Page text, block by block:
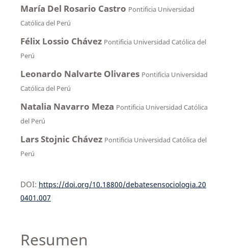
María Del Rosario Castro Pontificia Universidad
Católica del Perú
Félix Lossio Chávez Pontificia Universidad Católica del
Perú
Leonardo Nalvarte Olivares Pontificia Universidad
Católica del Perú
Natalia Navarro Meza Pontificia Universidad Católica
del Perú
Lars Stojnic Chávez Pontificia Universidad Católica del
Perú
DOI: https://doi.org/10.18800/debatesensociologia.20
0401.007
Resumen